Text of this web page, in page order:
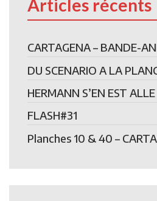
Articles récents
CARTAGENA – BANDE-
DU SCENARIO A LA
HERMANN S’EN EST ALLE
FLASH#31
Planches 10 & 40 –